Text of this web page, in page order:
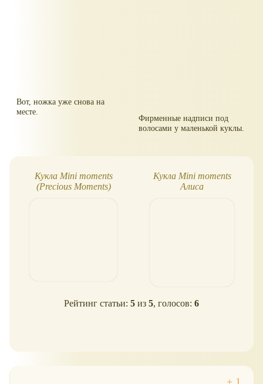
Вот, ножка уже снова на
месте.
Фирменные надписи под
волосами у маленькой куклы.
Кукла Mini moments
(Precious Moments)
Кукла Mini moments
Алиса
Рейтинг статьи: 5 из 5, голосов: 6